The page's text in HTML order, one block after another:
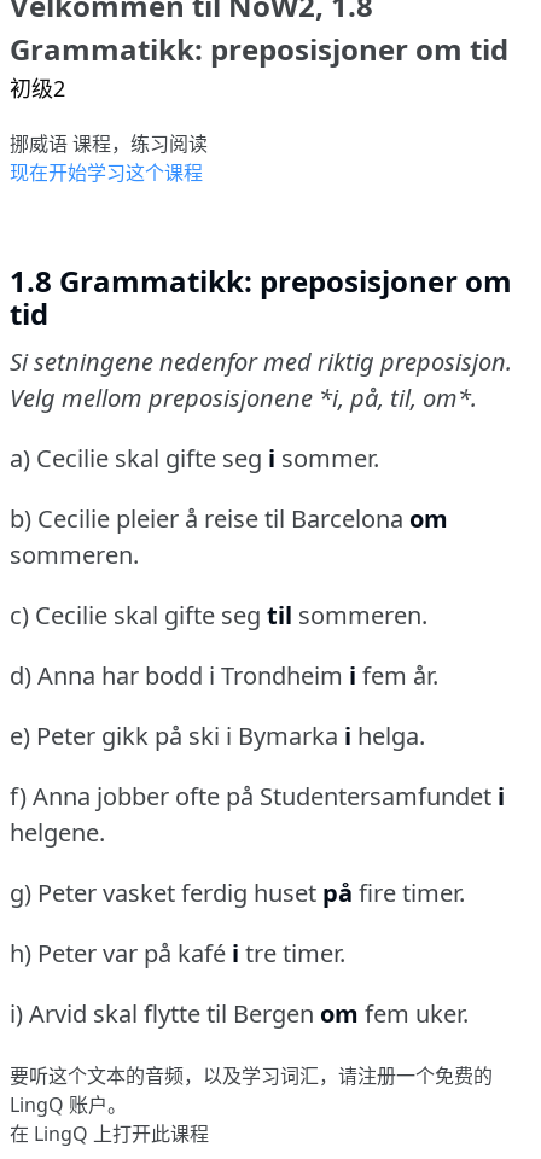
Grammatikk: preposisjoner om tid
初级2
挪威语 课程，练习阅读
现在开始学习这个课程
1.8 Grammatikk: preposisjoner om
tid
Si setningene nedenfor med riktig preposisjon.
Velg mellom preposisjonene *i, på, til, om*.
a) Cecilie skal gifte seg i sommer.
b) Cecilie pleier å reise til Barcelona om
sommeren.
c) Cecilie skal gifte seg til sommeren.
d) Anna har bodd i Trondheim i fem år.
e) Peter gikk på ski i Bymarka i helga.
f) Anna jobber ofte på Studentersamfundet i
helgene.
g) Peter vasket ferdig huset på fire timer.
h) Peter var på kafé i tre timer.
i) Arvid skal flytte til Bergen om fem uker.
要听这个文本的音频，以及学习词汇，请注册一个免费的
LingQ 账户。
在 LingQ 上打开此课程